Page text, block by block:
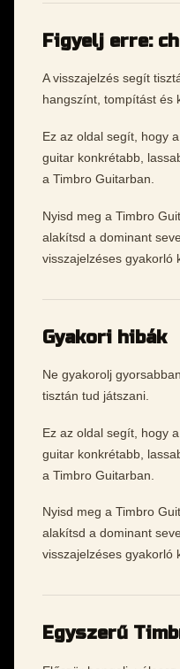
Figyelj erre:
A visszajelzés segít
hangszínt, tompítást és
Ez az oldal segít, hogy
guitar konkrétabb,
a Timbro Guitarban.
Nyisd meg a Timbro
alakítsd a dominant
visszajelzéses gyakorló
Gyakori hibák
Ne gyakorolj
tisztán tud játszani.
Ez az oldal segít, hogy
guitar konkrétabb,
a Timbro Guitarban.
Nyisd meg a Timbro
alakítsd a dominant
visszajelzéses gyakorló
Egyszerű